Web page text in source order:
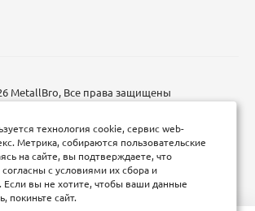
MetallBro, Все права защищены
технология cookie, сервис web-
Метрика, собираются пользовательские
на сайте, вы подтверждаете, что
с условиями их сбора и
Если вы не хотите, чтобы ваши данные
покиньте сайт.